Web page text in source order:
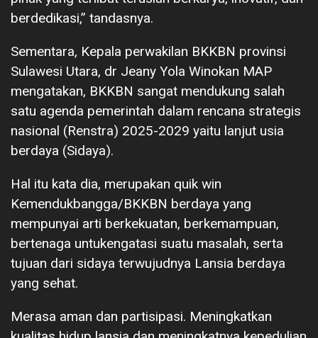
berdedikasi,” tandasnya.
Sementara, Kepala perwakilan BKKBN provinsi
Sulawesi Utara, dr Jeany Yola Winokan MAP
mengatakan, BKKBN sangat mendukung salah
satu agenda pemerintah dalam rencana strategis
nasional (Renstra) 2025-2029 yaitu lanjut usia
berdaya (Sidaya).
Hal itu kata dia, merupakan quik win
Kemendukbangga/BKKBN berdaya yang
mempunyai arti berkekuatan, berkemampuan,
bertenaga untukengatasi suatu masalah, serta
tujuan dari sidaya terwujudnya Lansia berdaya
yang sehat.
Merasa aman dan partisipasi. Meningkatkan